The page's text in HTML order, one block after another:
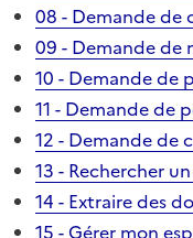
08 - Demande de
09 - Demande
10 - Demande de
11 - Demande de
12 - Demande de
13 - Rechercher
14 - Extraire des
15 - Gérer mon